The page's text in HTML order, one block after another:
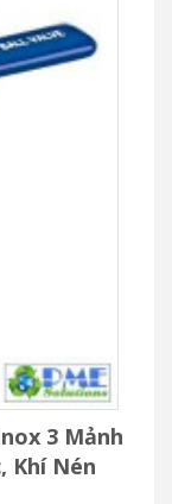
3 Mảnh
Khí Nén